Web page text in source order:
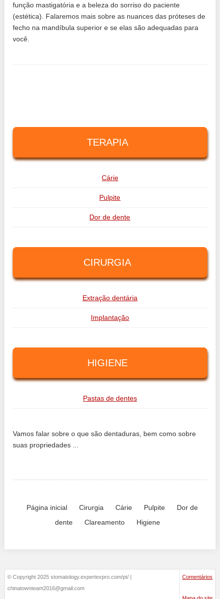
função mastigatória e a beleza do sorriso do paciente
(estética). Falaremos mais sobre as nuances das próteses de
fecho na mandíbula superior e se elas são adequadas para
você.
TERAPIA
Cárie
Pulpite
Dor de dente
CIRURGIA
Extração dentária
Implantação
HIGIENE
Pastas de dentes
Vamos falar sobre o que são dentaduras, bem como sobre
suas propriedades ...
Página inicial Cirurgia Cárie Pulpite
Dor de
dente
Clareamento Higiene
© Copyright 2025 stomatology.expertexpro.com/pt/ |
chinatownteam2016@gmail.com
Comentários